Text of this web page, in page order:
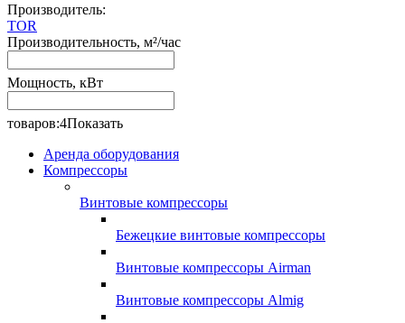
Производитель:
TOR
Производительность, м²/час
Мощность, кВт
товаров:4Показать
Аренда оборудования
Компрессоры
Винтовые компрессоры
Бежецкие винтовые компрессоры
Винтовые компрессоры Airman
Винтовые компрессоры Almig